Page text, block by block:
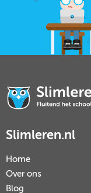
Slimleren.nl
Home
Over ons
Blog